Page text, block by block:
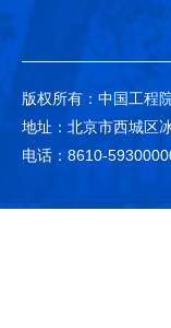
版权所有：中国工程
地址：北京市西城区
电话：8610-